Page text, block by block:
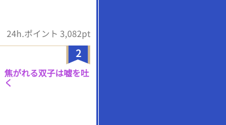
24h.ポイント 3,082pt
2
焦がれる双子は嘘を吐
く